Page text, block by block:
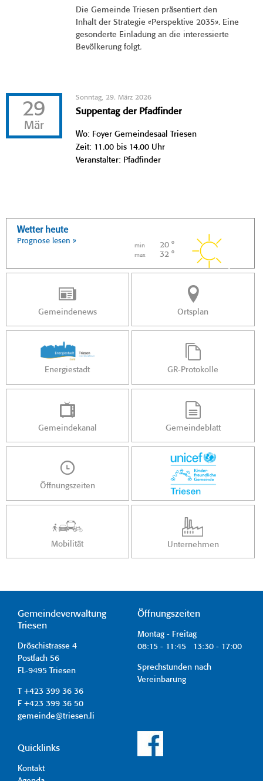
Die Gemeinde Triesen präsentiert den
Inhalt der Strategie «Perspektive 2035». Eine
gesonderte Einladung an die interessierte
Bevölkerung folgt.
29
Mär
Sonntag, 29. März 2026
Suppentag der Pfadfinder
Wo: Foyer Gemeindesaal Triesen
Zeit: 11.00 bis 14.00 Uhr
Veranstalter: Pfadfinder
Wetter heute
Prognose lesen »
min 20 °
max 32 °
Gemeindenews Ortsplan
Energiestadt GR-Protokolle
Gemeindekanal Gemeindeblatt
Öffnungszeiten
Mobilität Unternehmen
Gemeindeverwaltung
Triesen
Dröschistrasse 4
Postfach 56
FL-9495 Triesen
T +423 399 36 36
F +423 399 36 50
gemeinde@triesen.li
Öffnungszeiten
Montag - Freitag
08:15 - 11:45 13:30 - 17:00
Sprechstunden nach
Vereinbarung
Quicklinks
Kontakt